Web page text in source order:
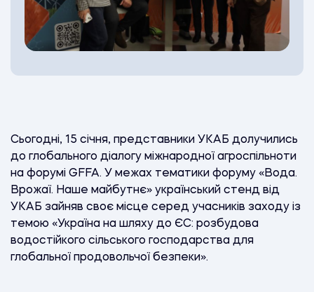
Сьогодні, 15 січня, представники УКАБ долучились
до глобального діалогу міжнародної агроспільноти
на форумі GFFA. У межах тематики форуму «Вода.
Врожаї. Наше майбутнє» український стенд від
УКАБ зайняв своє місце серед учасників заходу із
темою «Україна на шляху до ЄС: розбудова
водостійкого сільського господарства для
глобальної продовольчої безпеки».